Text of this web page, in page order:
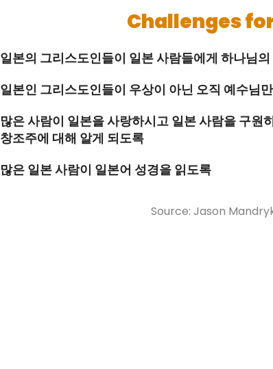
Challenges
일본의 그리스도인들이 일본 사람들에게 하나님
일본인 그리스도인들이 우상이 아닌 오직 예수님
많은 사람이 일본을 사랑하시고 일본 사람을 구원
창조주에 대해 알게 되도록
많은 일본 사람이 일본어 성경을 읽도록
Source: Jason